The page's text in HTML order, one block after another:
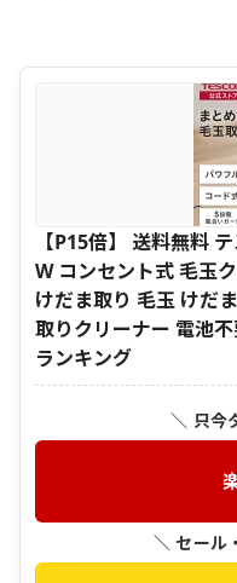
【P15倍】 送料無料
W コンセント式 毛玉
けだま取り 毛玉 けだ
取りクリーナー 電池
ランキング
＼ 只今
＼ セール